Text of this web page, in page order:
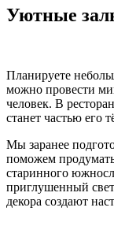
Уютные
Планируете
можно провести
человек. В
станет частью его
Мы заранее
поможем
старинного
приглушенный
декора создают